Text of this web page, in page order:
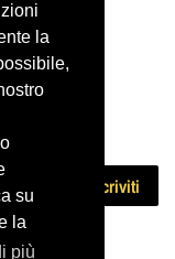
la
su
la
più
la
su
la
più
YouTube
novità!
Iscriviti
by Shopify